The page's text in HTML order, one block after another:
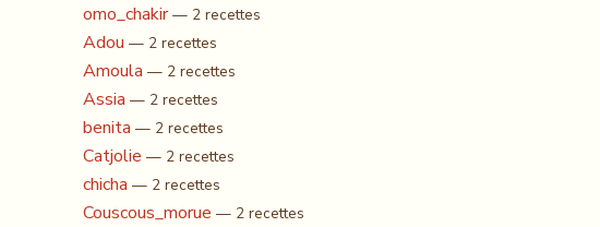
omo_chakir — 2 recettes
Adou — 2 recettes
Amoula — 2 recettes
Assia — 2 recettes
benita — 2 recettes
Catjolie — 2 recettes
chicha — 2 recettes
Couscous_morue — 2 recettes